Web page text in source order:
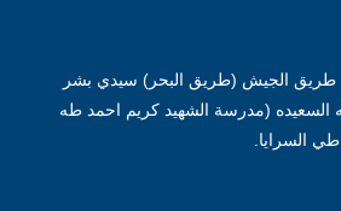
برج ابوهيف رقم 485 طريق الجيش (طريق البحر) سيدي بشر
السعيده (مدرسة الشهيد كريم احمد طه
السرايا.